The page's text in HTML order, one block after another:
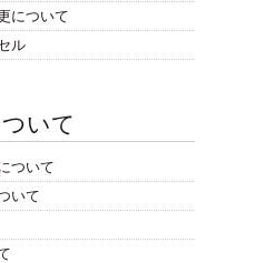
について
ル
いて
ついて
いて